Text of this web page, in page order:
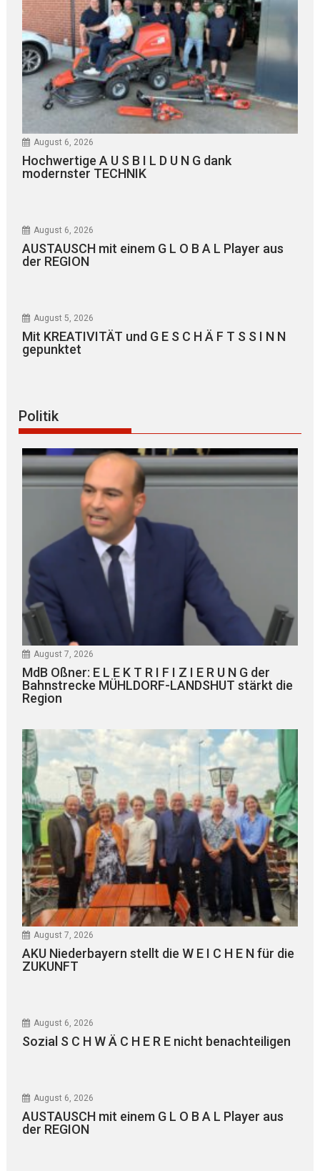
August 6, 2026
Hochwertige A U S B I L D U N G dank
modernster TECHNIK
August 6, 2026
AUSTAUSCH mit einem G L O B A L Player aus
der REGION
August 5, 2026
Mit KREATIVITÄT und G E S C H Ä F T S S I N N
gepunktet
Politik
August 7, 2026
MdB Oßner: E L E K T R I F I Z I E R U N G der
Bahnstrecke MÜHLDORF-LANDSHUT stärkt die
Region
August 7, 2026
AKU Niederbayern stellt die W E I C H E N für die
ZUKUNFT
August 6, 2026
Sozial S C H W Ä C H E R E nicht benachteiligen
August 6, 2026
AUSTAUSCH mit einem G L O B A L Player aus
der REGION